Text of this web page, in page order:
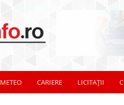
METEO CARIERE LICITAȚII